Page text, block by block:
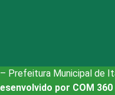
Prefeitura Municipal de
por COM 360